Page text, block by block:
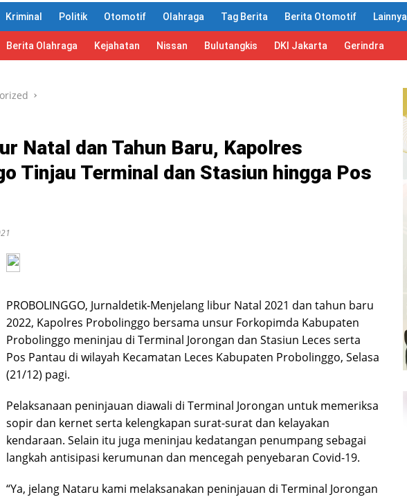
Kriminal Politik Otomotif Olahraga Tag Berita Berita Otomotif Lainnya
Berita Olahraga Kejahatan Nissan Bulutangkis DKI Jakarta Gerindra
Natal dan Tahun Baru, Kapolres
Tinjau Terminal dan Stasiun hingga Pos
PROBOLINGGO, Jurnaldetik-Menjelang libur Natal 2021 dan tahun baru
2022, Kapolres Probolinggo bersama unsur Forkopimda Kabupaten
Probolinggo meninjau di Terminal Jorongan dan Stasiun Leces serta
Pos Pantau di wilayah Kecamatan Leces Kabupaten Probolinggo, Selasa
(21/12) pagi.
Pelaksanaan peninjauan diawali di Terminal Jorongan untuk memeriksa
sopir dan kernet serta kelengkapan surat-surat dan kelayakan
kendaraan. Selain itu juga meninjau kedatangan penumpang sebagai
langkah antisipasi kerumunan dan mencegah penyebaran Covid-19.
“Ya, jelang Nataru kami melaksanakan peninjauan di Terminal Jorongan